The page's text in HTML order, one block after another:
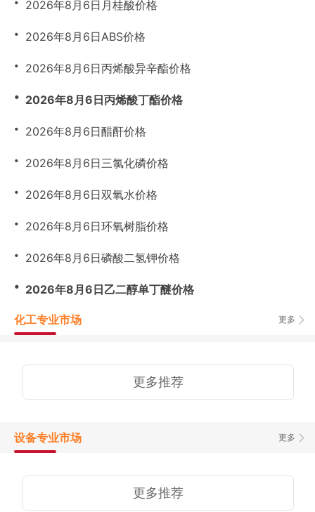
2026年8月6日月桂酸价格
・ 2026年8月6日ABS价格
・ 2026年8月6日丙烯酸异辛酯价格
・ 2026年8月6日丙烯酸丁酯价格
・ 2026年8月6日醋酐价格
・ 2026年8月6日三氯化磷价格
・ 2026年8月6日双氧水价格
・ 2026年8月6日环氧树脂价格
・ 2026年8月6日磷酸二氢钾价格
・ 2026年8月6日乙二醇单丁醚价格
更多
化工专业市场
更多推荐
更多
设备专业市场
更多推荐